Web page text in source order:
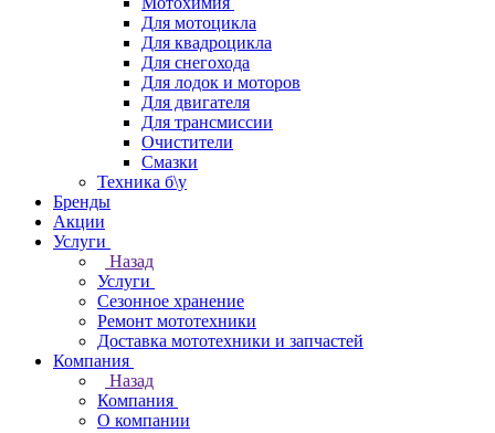
Для мотоцикла
Для квадроцикла
Для снегохода
Для лодок и моторов
Для двигателя
Для трансмиссии
Очистители
Смазки
Техника б\у
Бренды
Акции
Услуги
Назад
Услуги
Сезонное хранение
Ремонт мототехники
Доставка мототехники и запчастей
Компания
Назад
Компания
О компании